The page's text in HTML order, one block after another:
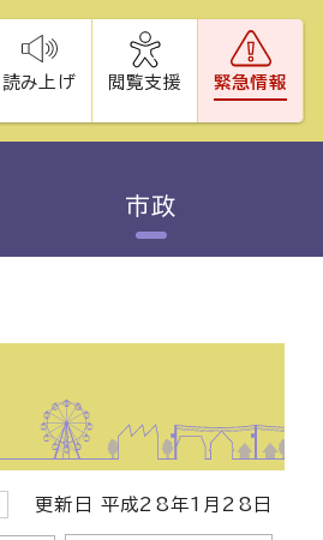
読み上げ 閲覧支援 緊急情報
市政
更新日 平成28年1月28日